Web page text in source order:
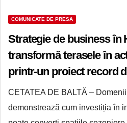
COMUNICATE DE PRESA
Strategie de business în
transformă terasele în
printr-un proiect record
cu Sun Leader
CETATEA DE BALTĂ –
demonstrează cum investiția în